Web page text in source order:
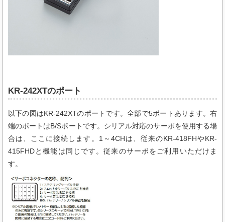
KR-242XTのポート
以下の図はKR-242XTのポートです。全部で5ポートあります。右
端のポートはB/Sポートです。シリアル対応のサーボを使用する場
合は、ここに接続します。1～4CHは、従来のKR-418FHやKR-
415FHDと機能は同じです。従来のサーボをご利用いただけま
す。